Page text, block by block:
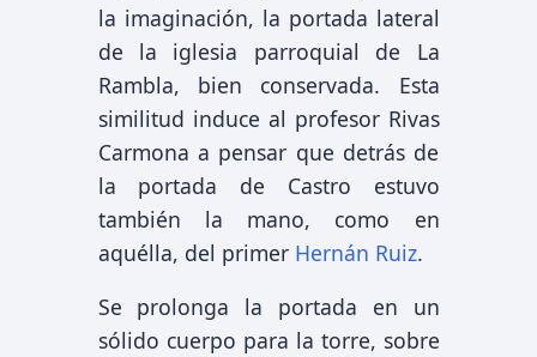
la imaginación, la portada lateral
de la iglesia parroquial de La
Rambla, bien conservada. Esta
similitud induce al profesor Rivas
Carmona a pensar que detrás de
la portada de Castro estuvo
también la mano, como en
aquélla, del primer Hernán Ruiz.
Se prolonga la portada en un
sólido cuerpo para la torre, sobre